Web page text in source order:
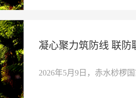
凝心聚力筑防线 联防
2026年5月9日，赤水桫椤